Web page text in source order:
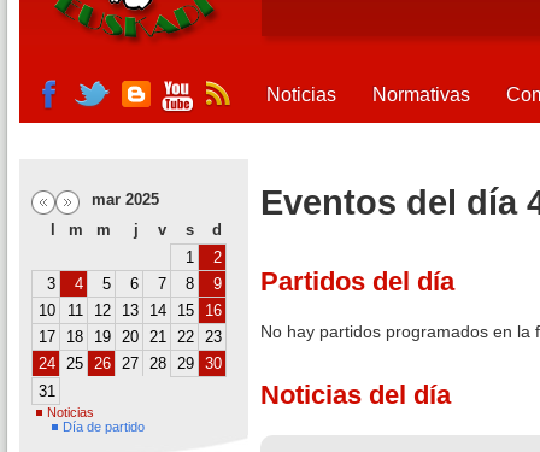
Noticias Normativas
mar 2025
m m j v s
d
1
2
3
4 5 6 7 8
9
10
11 12 13 14 15
16
17
18 19 20 21 22 23
24 25 26 27 28 29 30
31
Noticias
Día de partido
Eventos del día
Partidos del día
No hay partidos programados en la
Noticias del día